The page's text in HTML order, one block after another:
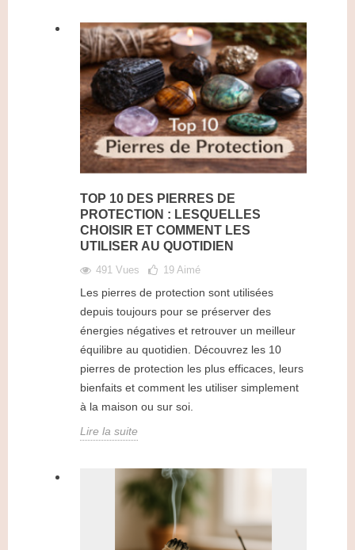
TOP 10 DES PIERRES DE
PROTECTION : LESQUELLES
CHOISIR ET COMMENT LES
UTILISER AU QUOTIDIEN
491 Vues 19 Aimé
Les pierres de protection sont utilisées
depuis toujours pour se préserver des
énergies négatives et retrouver un meilleur
équilibre au quotidien. Découvrez les 10
pierres de protection les plus efficaces, leurs
bienfaits et comment les utiliser simplement
à la maison ou sur soi.
Lire la suite